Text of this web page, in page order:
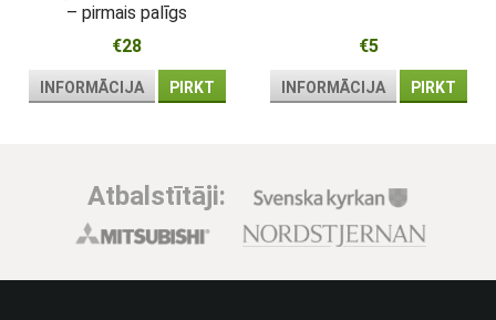
– pirmais palīgs
atdzīvināšanai pie
defibrilatora
€28
INFORMĀCIJA PIRKT
€5
INFORMĀCIJA PIRKT
Atbalstītāji: